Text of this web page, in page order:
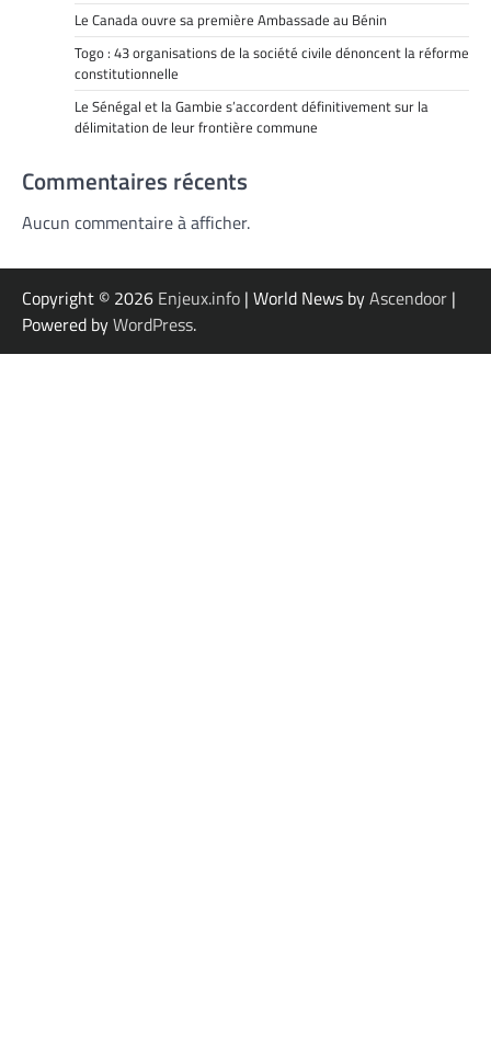
Le Canada ouvre sa première Ambassade au Bénin
Togo : 43 organisations de la société civile dénoncent la réforme
constitutionnelle
Le Sénégal et la Gambie s’accordent définitivement sur la
délimitation de leur frontière commune
Commentaires récents
Aucun commentaire à afficher.
Copyright © 2026 Enjeux.info | World News byAscendoor |
Powered byWordPress.